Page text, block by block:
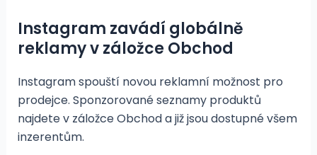
Instagram zavádí globálně
reklamy v záložce Obchod
Instagram spouští novou reklamní možnost pro
prodejce. Sponzorované seznamy produktů
najdete v záložce Obchod a již jsou dostupné všem
inzerentům.